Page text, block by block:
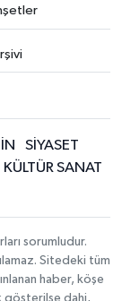
SİYASET
KÜLTÜR SANAT
sorumludur.
Sitedeki tüm
haber, köşe
gösterilse dahi,